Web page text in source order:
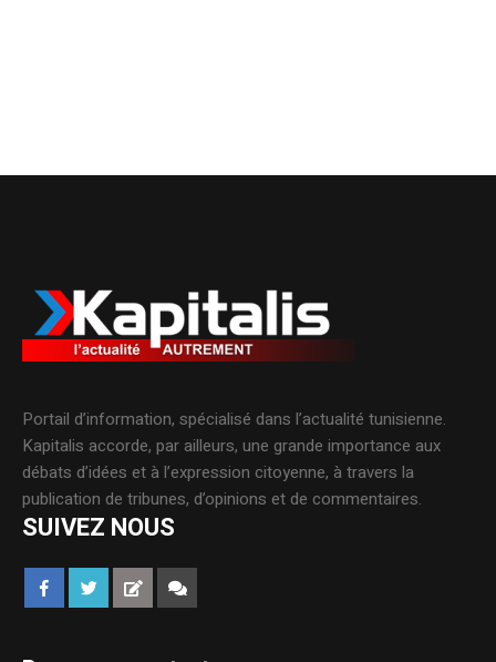
Portail d’information, spécialisé dans l’actualité tunisienne.
Kapitalis accorde, par ailleurs, une grande importance aux
débats d’idées et à l’expression citoyenne, à travers la
publication de tribunes, d’opinions et de commentaires.
SUIVEZ NOUS